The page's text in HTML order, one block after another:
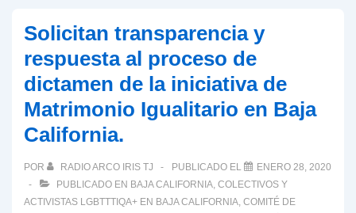
Solicitan transparencia y
respuesta al proceso de
dictamen de la iniciativa de
Matrimonio Igualitario en Baja
California.
POR RADIO ARCO IRIS TJ PUBLICADO EL
ENERO 28, 2020
PUBLICADO EN BAJA CALIFORNIA, COLECTIVOS Y
ACTIVISTAS LGBTTTIQA+ EN BAJA CALIFORNIA, COMITÉ DE